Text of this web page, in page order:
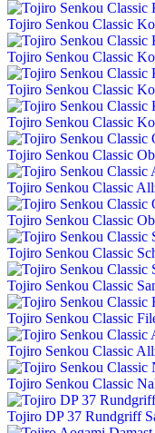
Tojiro Senkou Classic
Tojiro Senkou Classic
Tojiro Senkou Classic
Tojiro Senkou Classic
Tojiro Senkou Classic
Tojiro Senkou Classic
Tojiro Senkou Classic
Tojiro Senkou Classic
Tojiro Senkou Classic
Tojiro Senkou Classic
Tojiro Senkou Classic
Tojiro Senkou Classic
Tojiro DP 37 Rundgriff